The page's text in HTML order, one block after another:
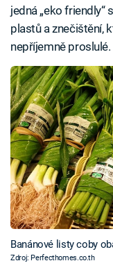
jedná „eko friendly“
plastů a znečištění,
nepříjemně proslulé.
Banánové listy coby
Zdroj: Perfecthomes.co.th